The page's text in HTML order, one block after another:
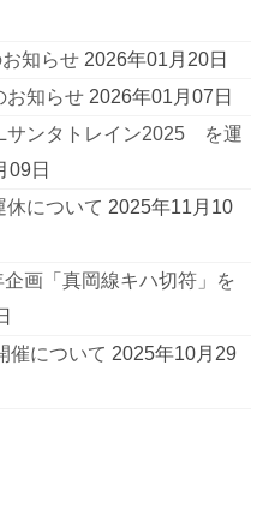
お知らせ 2026年01月20日
お知らせ 2026年01月07日
サンタトレイン2025 を運
09日
休について 2025年11月10
画「真岡線キハ切符」を
催について 2025年10月29